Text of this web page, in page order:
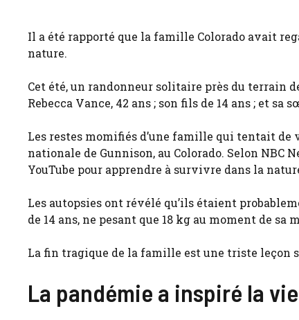
Il a été rapporté que la famille Colorado avait
nature.
Cet été, un randonneur solitaire près du terrain
Rebecca Vance, 42 ans ; son fils de 14 ans ; et
Les restes momifiés d’une famille qui tentait
nationale de Gunnison, au Colorado. Selon
YouTube pour apprendre à survivre dans la
Les autopsies ont révélé qu’ils étaient
de 14 ans, ne pesant que 18 kg au moment de sa
La fin tragique de la famille est une triste leçon
La pandémie a inspiré la